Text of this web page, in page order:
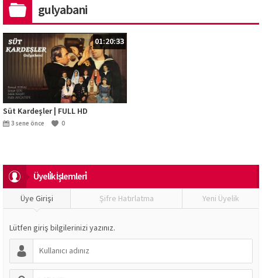
gulyabani
01:20:33
Süt Kardeşler | FULL HD
3 sene önce 0
Üyeli̇k İşlemleri̇
Üye Girişi Şifre Hatırlatma Yeni Üyelik
Lütfen giriş bilgilerinizi yazınız.